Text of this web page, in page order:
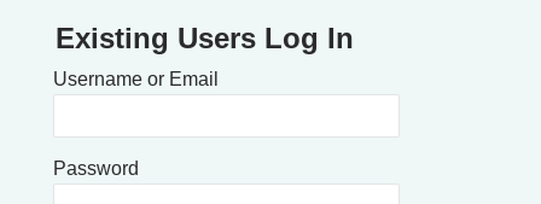
Existing Users Log In
Username or Email
Password